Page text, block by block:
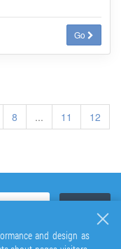
Go
8 ... 11
12
and design as